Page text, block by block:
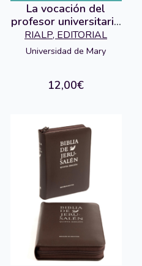
La vocación del
profesor universitario
católico
RIALP, EDITORIAL
Universidad de Mary
12,00€